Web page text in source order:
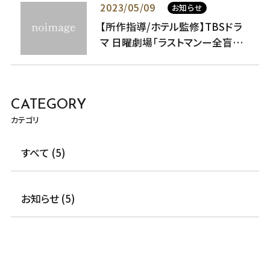
2023/05/09 お知らせ
【所作指導/ホテル監修】TBSドラ
マ 日曜劇場「ラストマンー全盲の
CATEGORY
カテゴリ
すべて (5)
お知らせ (5)